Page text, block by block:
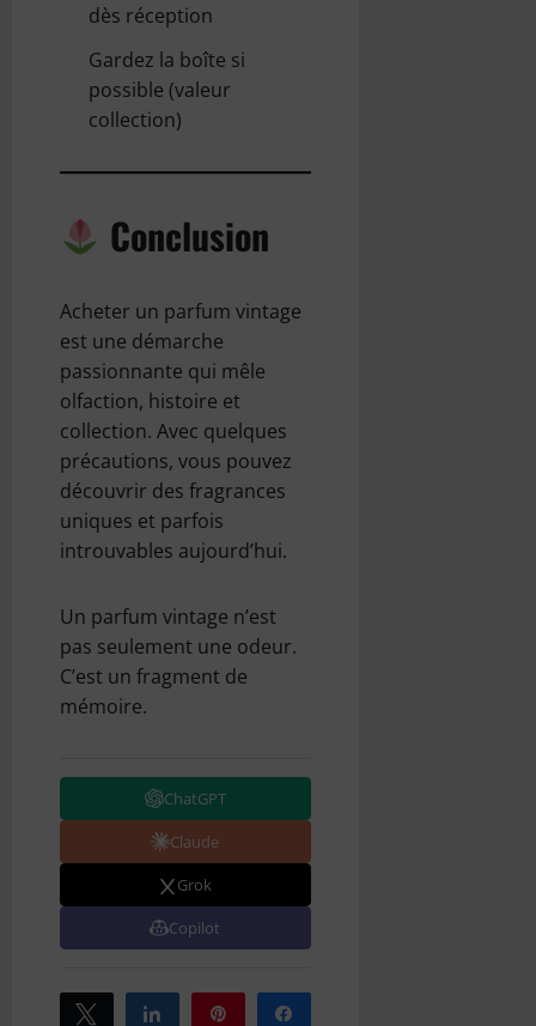
dès réception
Gardez la boîte si
possible (valeur
collection)
Conclusion
Acheter un parfum vintage
est une démarche
passionnante qui mêle
olfaction, histoire et
collection. Avec quelques
précautions, vous pouvez
découvrir des fragrances
uniques et parfois
introuvables aujourd’hui.
Un parfum vintage n’est
pas seulement une odeur.
C’est un fragment de
mémoire.
ChatGPT
Claude
Grok
Copilot
Tweetez Partagez Épingle